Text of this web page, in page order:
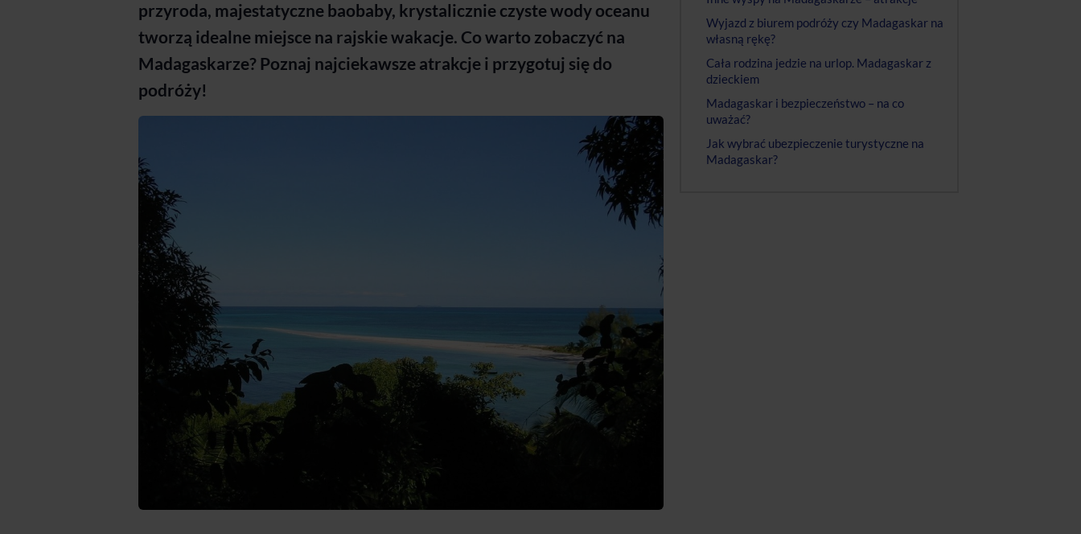
przyroda, majestatyczne baobaby, krystalicznie czyste wody oceanu
tworzą idealne miejsce na rajskie wakacje. Co warto zobaczyć na
Madagaskarze? Poznaj najciekawsze atrakcje i przygotuj się do
podróży!
Wyjazd z biurem podróży czy Madagaskar na
własną rękę?
Cała rodzina jedzie na urlop. Madagaskar z
dzieckiem
Madagaskar i bezpieczeństwo – na co
uważać?
Jak wybrać ubezpieczenie turystyczne na
Madagaskar?